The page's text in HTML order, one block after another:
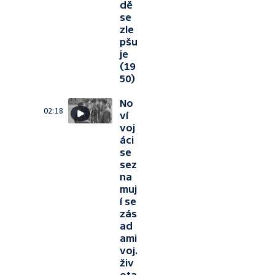
dě
se
zle
pšu
je
(19
50)
02:18
No
ví
voj
áci
se
sez
na
muj
í se
zás
ad
ami
voj.
živ